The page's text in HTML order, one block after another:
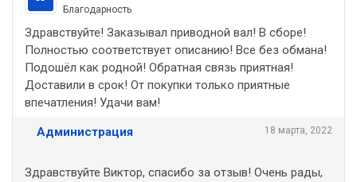
Благодарность
Здравствуйте! Заказывал приводной вал! В сборе!
Полностью соответствует описанию! Все без обмана!
Подошёл как родной! Обратная связь приятная!
Доставили в срок! От покупки только приятные
впечатления! Удачи вам!
18 марта, 2022
Администрация
Здравствуйте Виктор, спасибо за отзыв! Очень рады,